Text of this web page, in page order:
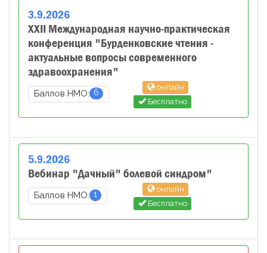
3.9.2026
XXII Международная научно-практическая
конференция "Бурденковские чтения -
актуальные вопросы современного
здравоохранения"
Баллов НМО: 6
онлайн
Бесплатно
5.9.2026
Вебинар "Дачный" болевой синдром"
Баллов НМО: 1
онлайн
Бесплатно